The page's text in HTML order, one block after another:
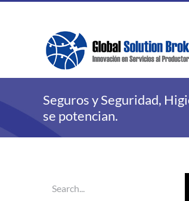
Skip
Seguros y Seguridad,
se potencian.
for: